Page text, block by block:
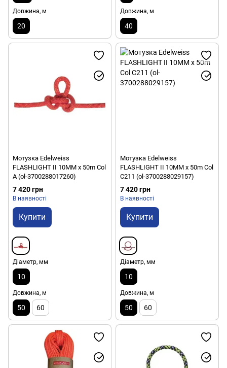
Довжина, м
20
Довжина, м
40
Мотузка Edelweiss
FLASHLIGHT II 10MM x 50m Col
A (ol-3700288017260)
7 420 грн
В наявності
Купити
Діаметр, мм
10
Довжина, м
50 60
Мотузка Edelweiss
FLASHLIGHT II 10MM x 50m Col
C211 (ol-3700288029157)
7 420 грн
В наявності
Купити
Діаметр, мм
10
Довжина, м
50 60